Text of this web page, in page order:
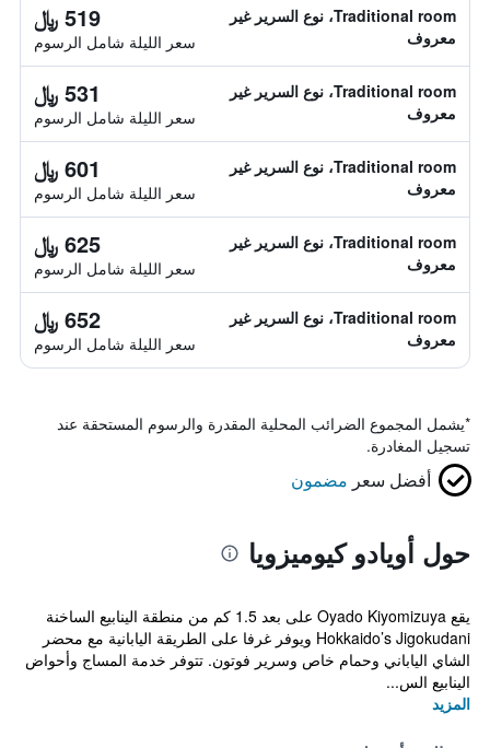
Traditional room، نوع السرير غير
معروف
519 ﷼
سعر الليلة شامل الرسوم
Traditional room، نوع السرير غير
معروف
531 ﷼
سعر الليلة شامل الرسوم
Traditional room، نوع السرير غير
معروف
601 ﷼
سعر الليلة شامل الرسوم
Traditional room، نوع السرير غير
معروف
625 ﷼
سعر الليلة شامل الرسوم
Traditional room، نوع السرير غير
معروف
652 ﷼
سعر الليلة شامل الرسوم
*يشمل المجموع الضرائب المحلية المقدرة والرسوم المستحقة عند
تسجيل المغادرة.
أفضل سعر مضمون
حول أويادو كيوميزويا
يقع Oyado Kiyomizuya على بعد 1.5 كم من منطقة الينابيع الساخنة
Hokkaido’s Jigokudani ويوفر غرفا على الطريقة اليابانية مع محضر
الشاي الياباني وحمام خاص وسرير فوتون. تتوفر خدمة المساج وأحواض
الينابيع الس...
المزيد